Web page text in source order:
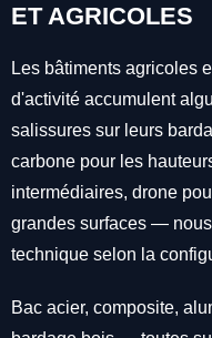
ET AGRICOLES
Les bâtiments agricoles
d'activité accumulent
salissures sur leurs
carbone pour les
intermédiaires, drone
grandes surfaces —
technique selon la
Bac acier, composite,